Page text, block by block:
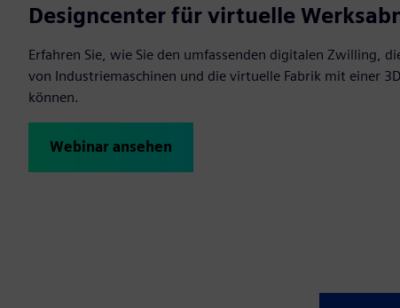
Designcenter für virtuelle
Erfahren Sie, wie Sie den umfassenden digitalen Zwilling,
von Industriemaschinen und die virtuelle Fabrik mit einer
können.
Webinar ansehen